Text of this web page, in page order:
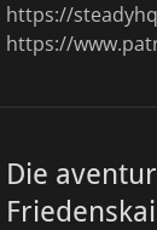
https://
https://
Die